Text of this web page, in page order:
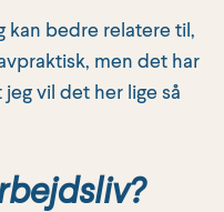
kan bedre relatere til,
men det har
vil det her lige så